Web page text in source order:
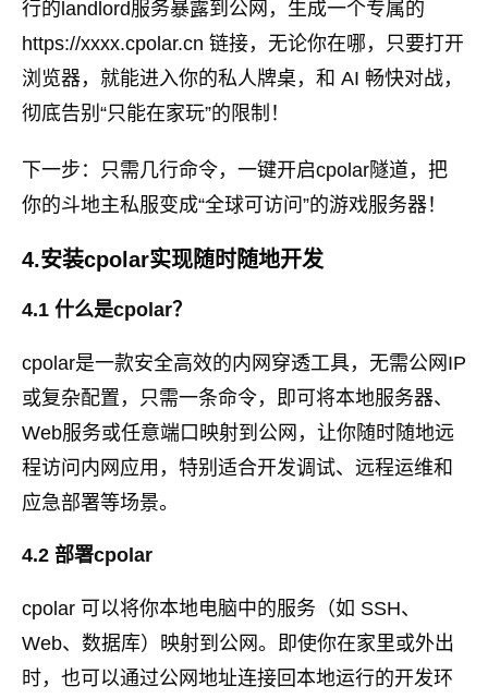
行的landlord服务暴露到公网，生成一个专属的
https://xxxx.cpolar.cn 链接，无论你在哪，只要打开
浏览器，就能进入你的私人牌桌，和 AI 畅快对战，
彻底告别“只能在家玩”的限制！
下一步：只需几行命令，一键开启cpolar隧道，把
你的斗地主私服变成“全球可访问”的游戏服务器！
4.安装cpolar实现随时随地开发
4.1 什么是cpolar？
cpolar是一款安全高效的内网穿透工具，无需公网IP
或复杂配置，只需一条命令，即可将本地服务器、
Web服务或任意端口映射到公网，让你随时随地远
程访问内网应用，特别适合开发调试、远程运维和
应急部署等场景。
4.2 部署cpolar
cpolar 可以将你本地电脑中的服务（如 SSH、
Web、数据库）映射到公网。即使你在家里或外出
时，也可以通过公网地址连接回本地运行的开发环